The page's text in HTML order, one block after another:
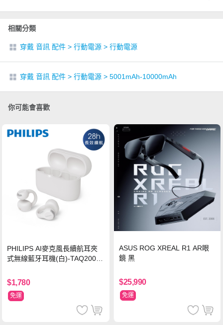
相關分類
穿戴 音訊 配件 > 行動電源 > 行動電源
穿戴 音訊 配件 > 行動電源 > 5001mAh-10000mAh
你可能會喜歡
PHILIPS AI麥克風長續航耳夾
式無線藍牙耳機(白)-TAQ2000
$1,780
免運
ASUS ROG XREAL R1 AR眼
鏡 黑
$25,990
免運